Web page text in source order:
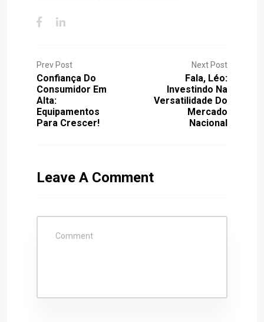
Prev Post
Confiança Do
Consumidor Em
Alta:
Equipamentos
Para Crescer!
Next Post
Fala, Léo:
Investindo Na
Versatilidade Do
Mercado
Nacional
Leave A Comment